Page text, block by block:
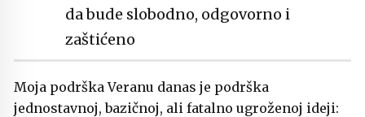
da bude slobodno, odgovorno i
zaštićeno
Moja podrška Veranu danas je podrška
jednostavnoj, bazičnoj, ali fatalno ugroženoj ideji: